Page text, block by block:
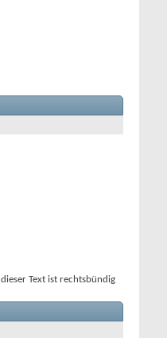
dieser Text ist rechtsbündig